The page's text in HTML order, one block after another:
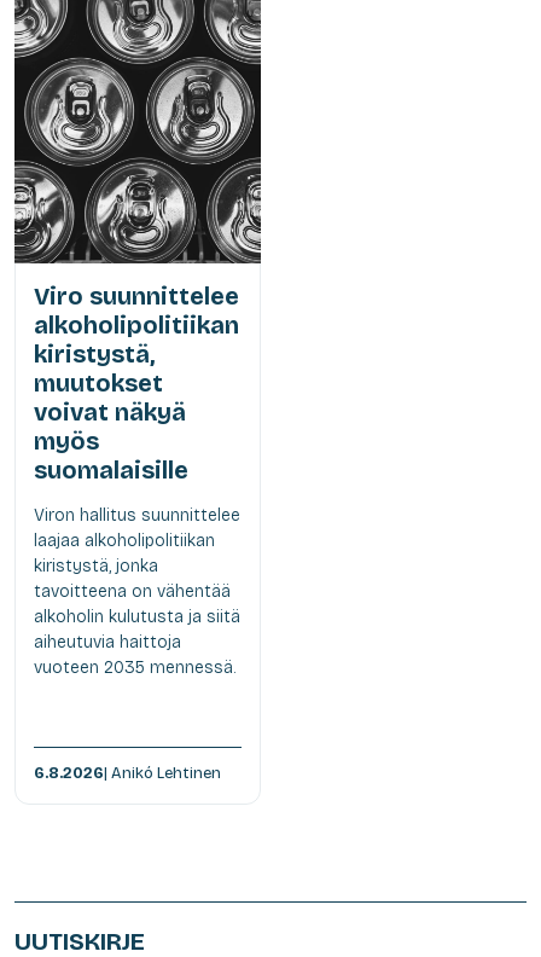
Viro suunnittelee
alkoholipolitiikan
kiristystä,
muutokset
voivat näkyä
myös
suomalaisille
Viron hallitus suunnittelee
laajaa alkoholipolitiikan
kiristystä, jonka
tavoitteena on vähentää
alkoholin kulutusta ja siitä
aiheutuvia haittoja
vuoteen 2035 mennessä.
6.8.2026| Anikó Lehtinen
UUTISKIRJE